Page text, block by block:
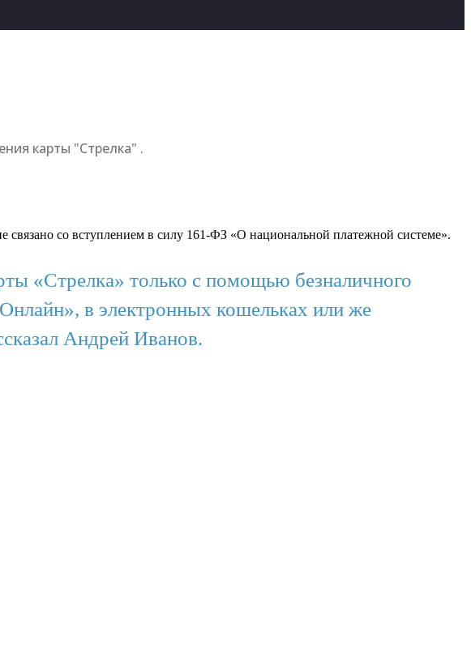
карты "Стрелка" .
связано со вступлением в силу 161-ФЗ «О национальной платежной системе».
«Стрелка» только с помощью безналичного
в электронных кошельках или же
Андрей Иванов.